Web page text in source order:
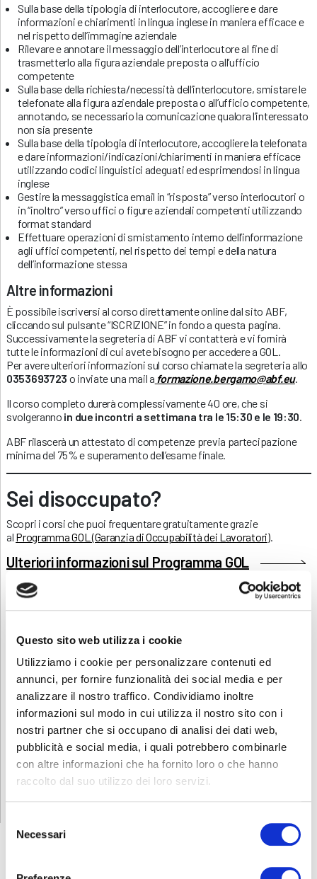
Questo sito web utilizza i cookie
Utilizziamo i cookie per personalizzare contenuti ed
annunci, per fornire funzionalità dei social media e per
analizzare il nostro traffico. Condividiamo inoltre
informazioni sul modo in cui utilizza il nostro sito con i
nostri partner che si occupano di analisi dei dati web,
pubblicità e social media, i quali potrebbero combinarle
con altre informazioni che ha fornito loro o che hanno
raccolto dal suo utilizzo dei loro servizi.
delNecessari
Sulla base della tipologia di interlocutore, accogliere e dare
informazioni e chiarimenti in lingua inglese in maniera efficace e
nel rispetto dell’immagine aziendale
Rilevare e annotare il messaggio dell’interlocutore al fine di
trasmetterlo alla figura aziendale preposta o all’ufficio
competente
Sulla base della richiesta/necessità dell’interlocutore, smistare le
telefonate alla figura aziendale preposta o all’ufficio competente,
annotando, se necessario la comunicazione qualora l’interessato
non sia presente
Sulla base della tipologia di interlocutore, accogliere la telefonata
e dare informazioni/indicazioni/chiarimenti in maniera efficace
utilizzando codici linguistici adeguati ed esprimendosi in lingua
inglese
Gestire la messaggistica email in “risposta” verso interlocutori o
in “inoltro” verso uffici o figure aziendali competenti utilizzando
format standard
Effettuare operazioni di smistamento interno dell’informazione
agli uffici competenti, nel rispetto dei tempi e della natura
dell’informazione stessa
Altre informazioni
È possibile iscriversi al corso direttamente online dal sito ABF,
cliccando sul pulsante “ISCRIZIONE” in fondo a questa pagina.
Successivamente la segreteria di ABF vi contatterà e vi fornirà
tutte le informazioni di cui avete bisogno per accedere a GOL.
Per avere ulteriori informazioni sul corso chiamate la segreteria allo
0353693723 o inviate una mail a formazione.bergamo@abf.eu.
Il corso completo durerà complessivamente 40 ore, che si
svolgeranno in due incontri a settimana tra le 15:30 e le 19:30
ABF rilascerà un attestato di competenze previa partecipazione
minima del 75% e superamento dell’esame finale.
Sei disoccupato?
Scopri i corsi che puoi frequentare gratuitamente grazie
al Programma GOL (Garanzia di Occupabilità dei Lavoratori).
Ulteriori informazioni sul Programma GOL
Scarica e condividi la locandina del corso
RICHIEDI INFORMAZIONI
Scopri se hai diritto alla gratuità
PROGRAMMA GOL - Garanzia di Occupabilità dei Lavoratori
Il Programma GOL si rivolge a disoccupati dai 16 ai 65 anni: scopri di